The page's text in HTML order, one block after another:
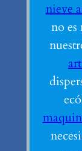
nieve
no es